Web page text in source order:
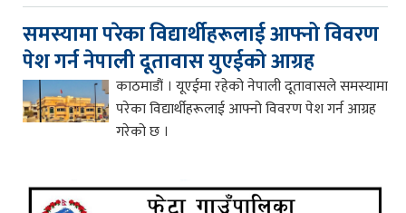
समस्यामा परेका विद्यार्थीहरूलाई आफ्नो विवरण
पेश गर्न नेपाली दूतावास युएईको आग्रह
काठमाडौं । यूएईमा रहेको नेपाली दूतावासले समस्यामा
परेका विद्यार्थीहरूलाई आफ्नो विवरण पेश गर्न आग्रह
गरेको छ ।